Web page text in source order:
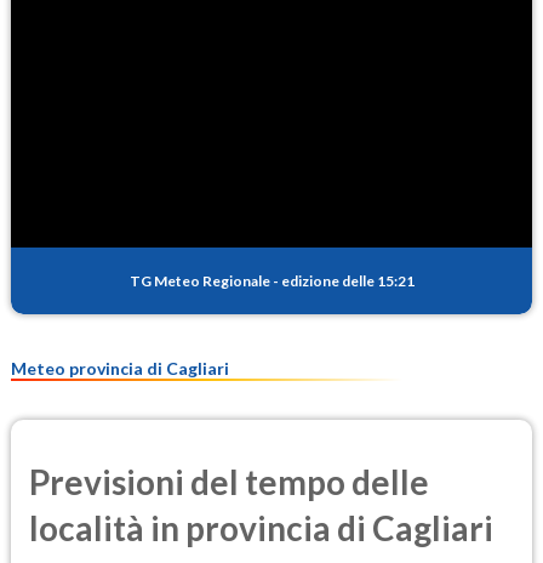
TG Meteo Regionale - edizione delle 15:21
Meteo provincia di Cagliari
Previsioni del tempo delle
località in provincia di Cagliari